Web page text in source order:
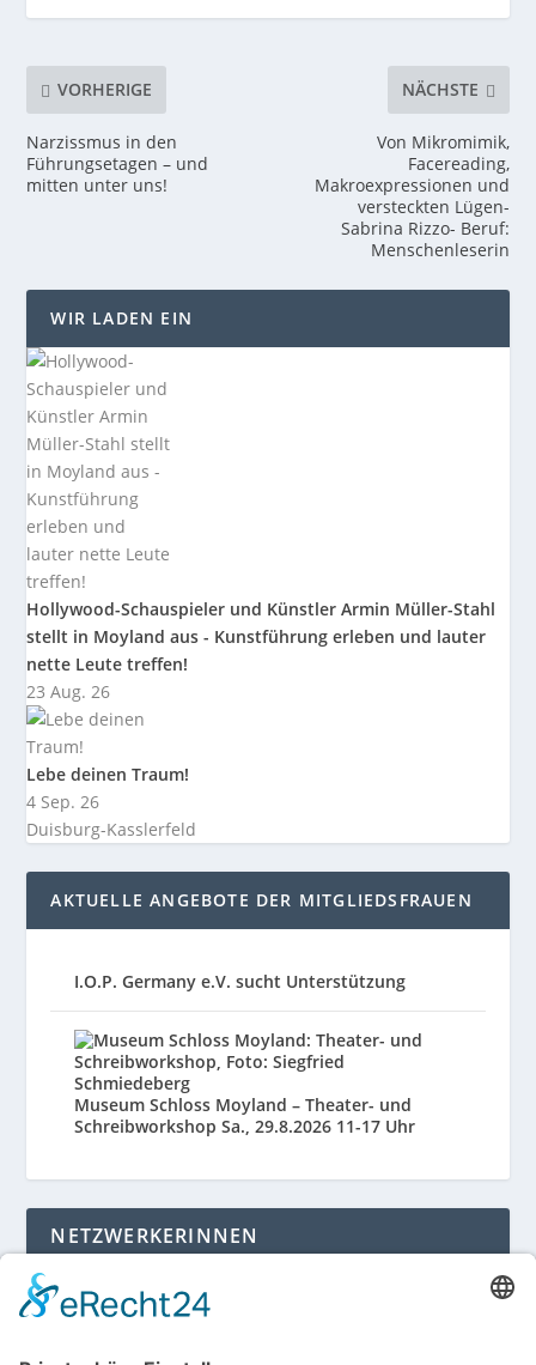
VORHERIGE
Narzissmus in den
Führungsetagen – und
mitten unter uns!
NÄCHSTE
Von Mikromimik,
Facereading,
Makroexpressionen und
versteckten Lügen-
Sabrina Rizzo- Beruf:
Menschenleserin
WIR LADEN EIN
Hollywood-Schauspieler und Künstler Armin Müller-Stahl
stellt in Moyland aus - Kunstführung erleben und lauter
nette Leute treffen!
23 Aug. 26
Lebe deinen Traum!
4 Sep. 26
Duisburg-Kasslerfeld
AKTUELLE ANGEBOTE DER MITGLIEDSFRAUEN
I.O.P. Germany e.V. sucht Unterstützung
Museum Schloss Moyland – Theater- und
Schreibworkshop Sa., 29.8.2026 11-17 Uhr
NETZWERKERINNEN
Login für Mitglieder